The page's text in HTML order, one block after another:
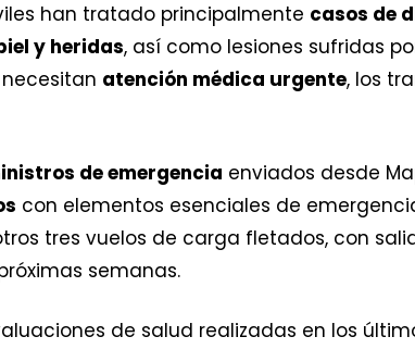
han tratado principalmente casos de
y heridas, así como lesiones sufridas
atención médica urgente, los
de emergencia enviados desde
con elementos esenciales de
tres vuelos de carga fletados, con
semanas.
de salud realizadas en los